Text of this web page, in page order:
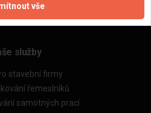
tabulky online
služby
stavební firmy
řemeslníků
samotných prací
vše